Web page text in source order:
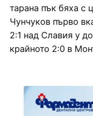
тарана пък бяха с
Чунчуков първо
2:1 над Славия у
крайното 2:0 в